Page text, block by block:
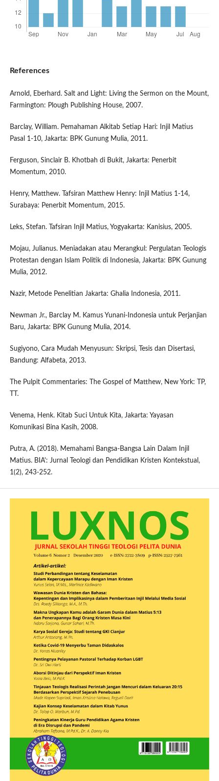
References
Arnold, Eberhard. Salt and Light: Living the Sermon on the Mount,
Farmington: Plough Publishing House, 2007.
Barclay, William. Pemahaman Alkitab Setiap Hari: Injil Matius
Pasal 1-10, Jakarta: BPK Gunung Mulia, 2011.
Ferguson, Sinclair B. Khotbah di Bukit, Jakarta: Penerbit
Momentum, 2010.
Henry, Matthew. Tafsiran Matthew Henry: Injil Matius 1-14,
Surabaya: Penerbit Momentum, 2015.
Leks, Stefan. Tafsiran Injil Matius, Yogyakarta: Kanisius, 2005.
Mojau, Julianus. Meniadakan atau Merangkul: Pergulatan Teologis
Protestan dengan Islam Politik di Indonesia, Jakarta: BPK Gunung
Mulia, 2012.
Nazir, Metode Penelitian Jakarta: Ghalia Indonesia, 2011.
Newman Jr., Barclay M. Kamus Yunani-Indonesia untuk Perjanjian
Baru, Jakarta: BPK Gunung Mulia, 2014.
Sugiyono, Cara Mudah Menyusun: Skripsi, Tesis dan Disertasi,
Bandung: Alfabeta, 2013.
The Pulpit Commentaries: The Gospel of Matthew, New York: TP,
TT.
Venema, Henk. Kitab Suci Untuk Kita, Jakarta: Yayasan
Komunikasi Bina Kasih, 2008.
Putra, A. (2018). Memahami Bangsa-Bangsa Lain Dalam Injil
Matius. BIA': Jurnal Teologi dan Pendidikan Kristen Kontekstual,
1(2), 243-252.